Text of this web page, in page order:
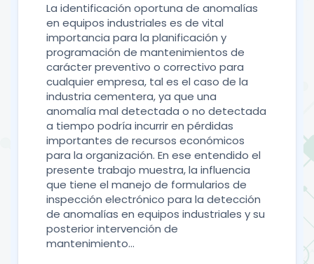
La identificación oportuna de anomalías
en equipos industriales es de vital
importancia para la planificación y
programación de mantenimientos de
carácter preventivo o correctivo para
cualquier empresa, tal es el caso de la
industria cementera, ya que una
anomalía mal detectada o no detectada
a tiempo podría incurrir en pérdidas
importantes de recursos económicos
para la organización. En ese entendido el
presente trabajo muestra, la influencia
que tiene el manejo de formularios de
inspección electrónico para la detección
de anomalías en equipos industriales y su
posterior intervención de
mantenimiento...